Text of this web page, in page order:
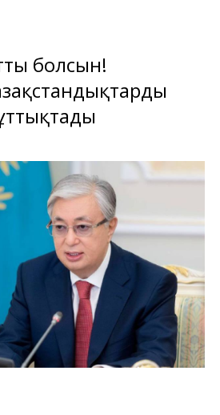
болсын!